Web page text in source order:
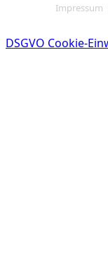
Impressum
DSGVO Cookie-